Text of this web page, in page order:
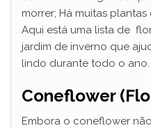
morrer; Há muitas
Aqui está uma lista de
jardim de inverno que
lindo durante todo o ano.
Coneflower
Embora o coneflower